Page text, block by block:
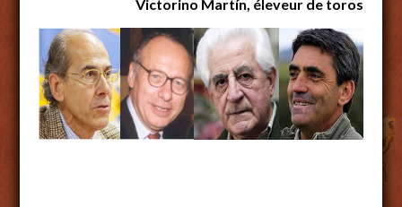
Victorino Martín, éleveur de toros